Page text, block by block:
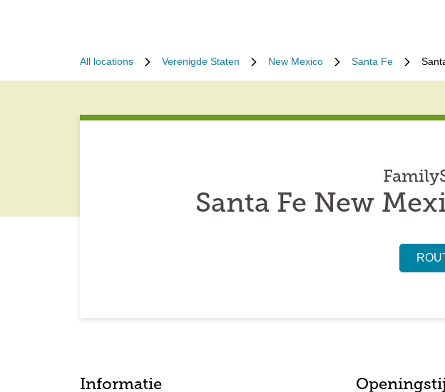
All locations Verenigde Staten New Mexico Santa Fe
Santa Fe New
Informatie